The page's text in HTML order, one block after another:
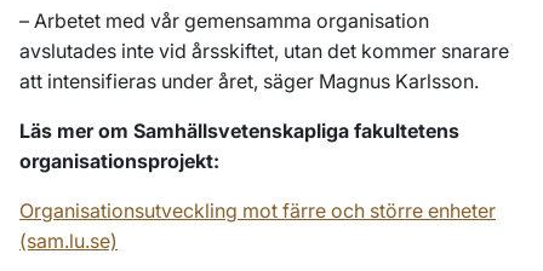
– Arbetet med vår gemensamma organisation
avslutades inte vid årsskiftet, utan det kommer snarare
att intensifieras under året, säger Magnus Karlsson.
Läs mer om Samhällsvetenskapliga fakultetens
organisationsprojekt:
Organisationsutveckling mot färre och större enheter
(sam.lu.se)